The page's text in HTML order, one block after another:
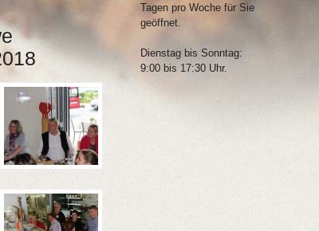
Tagen pro Woche für Sie
geöffnet.
Dienstag bis Sonntag:
9:00 bis 17:30 Uhr.